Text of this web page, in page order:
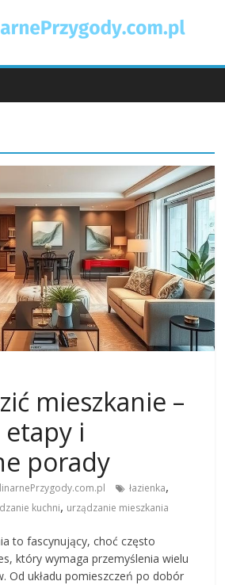
mieszkanie –
i
porady
łazienka,
kuchni, urządzanie mieszkania
to fascynujący, choć często
który wymaga przemyślenia wielu
Od układu pomieszczeń po dobór